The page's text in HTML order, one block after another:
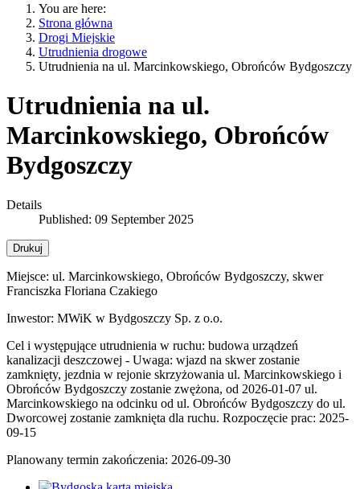
You are here:
Strona główna
Drogi Miejskie
Utrudnienia drogowe
Utrudnienia na ul. Marcinkowskiego, Obrońców Bydgoszczy
Utrudnienia na ul.
Marcinkowskiego, Obrońców
Bydgoszczy
Details
Published: 09 September 2025
Drukuj
Miejsce: ul. Marcinkowskiego, Obrońców Bydgoszczy, skwer
Franciszka Floriana Czakiego
Inwestor: MWiK w Bydgoszczy Sp. z o.o.
Cel i występujące utrudnienia w ruchu: budowa urządzeń
kanalizacji deszczowej - Uwaga: wjazd na skwer zostanie
zamknięty, jezdnia w rejonie skrzyżowania ul. Marcinkowskiego i
Obrońców Bydgoszczy zostanie zwężona, od 2026-01-07 ul.
Marcinkowskiego na odcinku od ul. Obrońców Bydgoszczy do ul.
Dworcowej zostanie zamknięta dla ruchu. Rozpoczęcie prac: 2025-
09-15
Planowany termin zakończenia: 2026-09-30